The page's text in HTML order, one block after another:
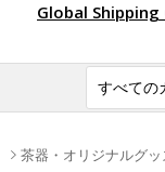
Global Shipping
茶器・オリジナルグッ